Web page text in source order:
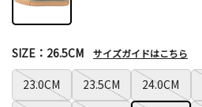
23.0CM 23.5CM 24.0CM
SIZE：26.5CM サイズガイドはこちら